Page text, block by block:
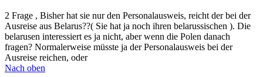
2 Frage , Bisher hat sie nur den Personalausweis, reicht der bei der
Ausreise aus Belarus??( Sie hat ja noch ihren belarussischen ). Die
belarusen interessiert es ja nicht, aber wenn die Polen danach
fragen? Normalerweise müsste ja der Personalausweis bei der
Ausreise reichen, oder
Nach oben